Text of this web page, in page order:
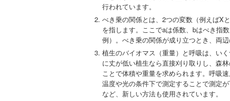
行われています。
べき乗の関係とは、2つの変数（例えばX
を指します。ここでaは係数、bはべき指
例）。べき乗の関係が成り立つとき、両
植生のバイオマス（重量）と呼吸は、い
に丈が低い植生なら直接刈り取りし、森
ことで体積や重量を求められます。呼吸
温度や光の条件下で測定することで測定
など、新しい方法も使用されています。